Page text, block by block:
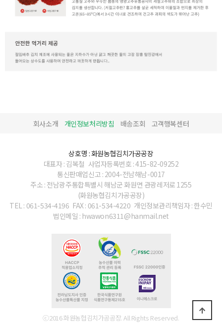
회사소개 개인정보처리방침 배송조회 고객행복센터
상호명 : 화원농협김치가공공장
대표자 : 김복철 사업자등록번호 : 415-82-09252
통신판매업신고 : 2004-전남해남-0017
주소 : 전남광주통합특별시 해남군 화원면 관광레저로 1255
(화원농협김치가공공장)
TEL : 061-534-4196 FAX : 061-534-4220 개인정보관리책임자 : 한수민
법인메일 : hwawon6311@hanmail.net
ⓒ2016 화원농협김치가공공장. All Rights Reserved.